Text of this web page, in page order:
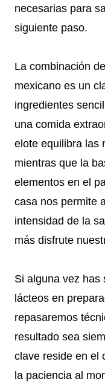
necesarias para
siguiente paso.
La combinación
mexicano es un
ingredientes
una comida
elote equilibra las
mientras que la
elementos en el
casa nos permite
intensidad de la
más disfrute
Si alguna vez has
lácteos en
repasaremos
resultado sea
clave reside en el
la paciencia al